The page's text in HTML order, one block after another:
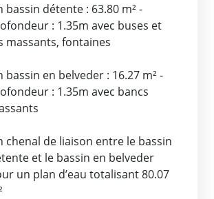
bassin détente : 63.80 m² -
: 1.35m avec buses et
massants, fontaines
bassin en belveder : 16.27 m² -
: 1.35m avec bancs
chenal de liaison entre le bassin
et le bassin en belveder
un plan d’eau totalisant 80.07